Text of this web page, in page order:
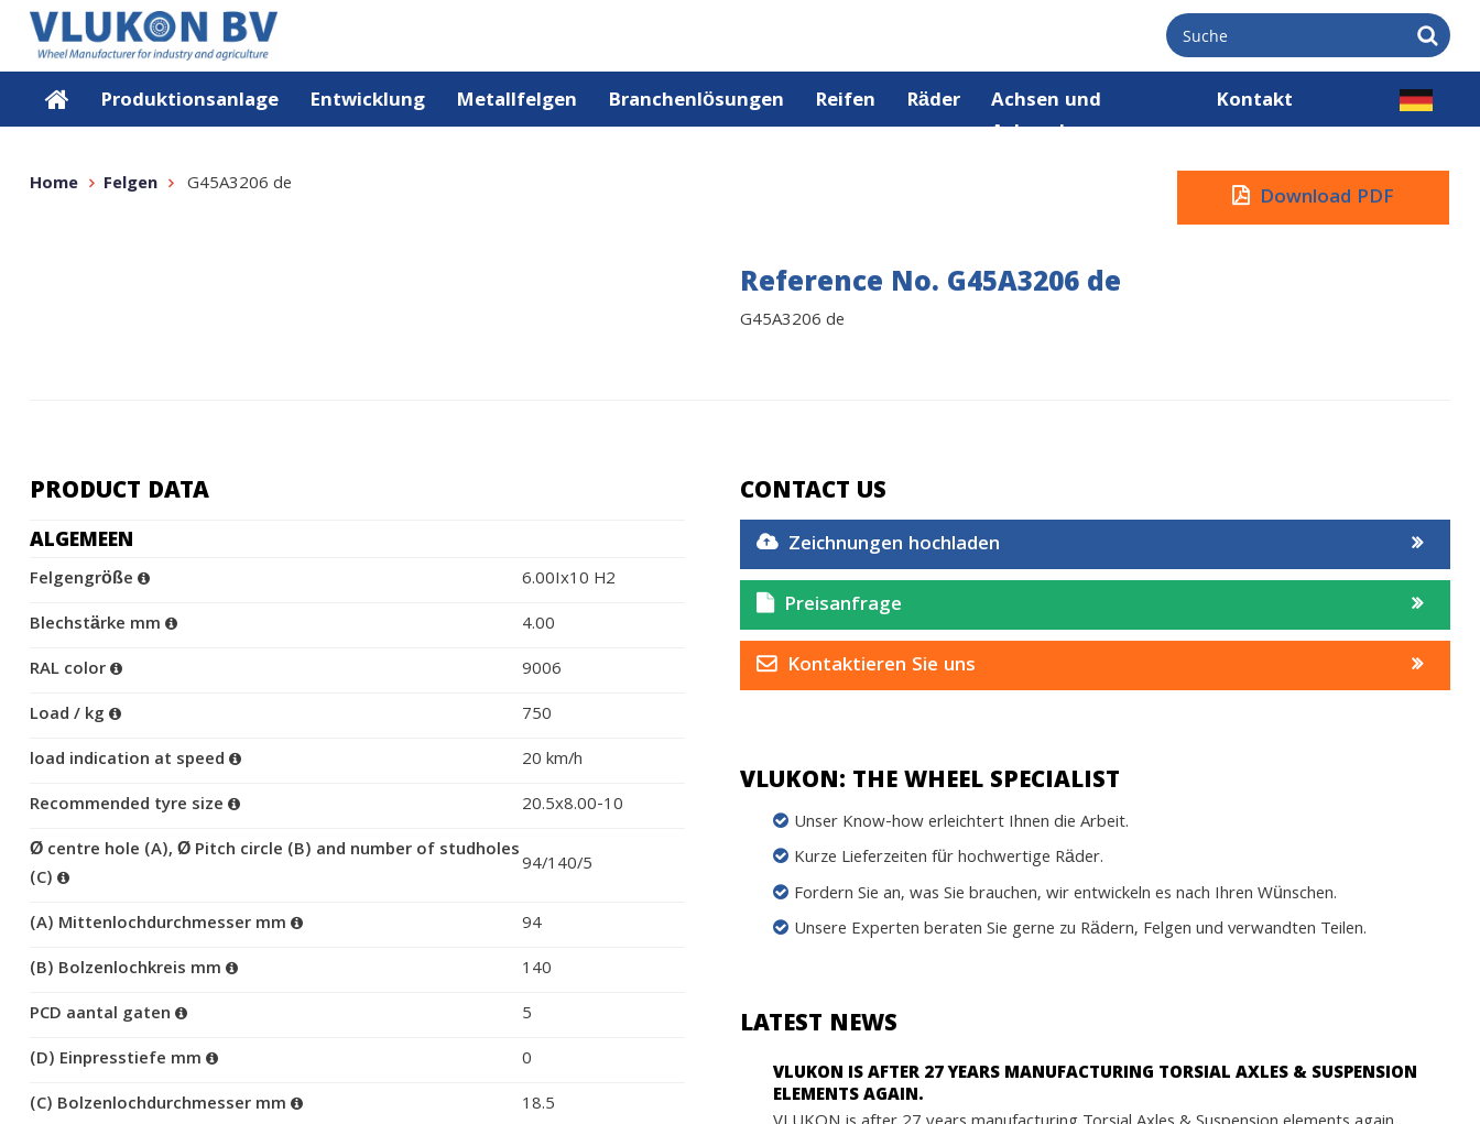
Produktionsanlage Entwicklung Metallfelgen Branchenlösungen Reifen Räder
Achsen und
Achsnaben
Kontakt
Home Felgen G45A3206 de Download PDF
Reference No. G45A3206 de
G45A3206 de
PRODUCT DATA
ALGEMEEN
Felgengröße
6.00Ix10 H2
Blechstärke mm
4.00
RAL color
9006
Load / kg
750
load indication at speed
20 km/h
Recommended tyre size
20.5x8.00-10
Ø centre hole (A), Ø Pitch circle (B) and number of studholes
(C)
94/140/5
(A) Mittenlochdurchmesser mm
94
(B) Bolzenlochkreis mm
140
PCD aantal gaten
5
(D) Einpresstiefe mm
0
(C) Bolzenlochdurchmesser mm
18.5
CONTACT US
Zeichnungen hochladen
Preisanfrage
Kontaktieren Sie uns
VLUKON: THE WHEEL SPECIALIST
Unser Know-how erleichtert Ihnen die Arbeit.
Kurze Lieferzeiten für hochwertige Räder.
Fordern Sie an, was Sie brauchen, wir entwickeln es nach Ihren Wünschen.
Unsere Experten beraten Sie gerne zu Rädern, Felgen und verwandten Teilen.
LATEST NEWS
VLUKON IS AFTER 27 YEARS MANUFACTURING TORSIAL AXLES & SUSPENSION
ELEMENTS AGAIN.